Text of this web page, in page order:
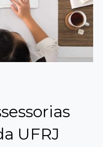
UFRJ